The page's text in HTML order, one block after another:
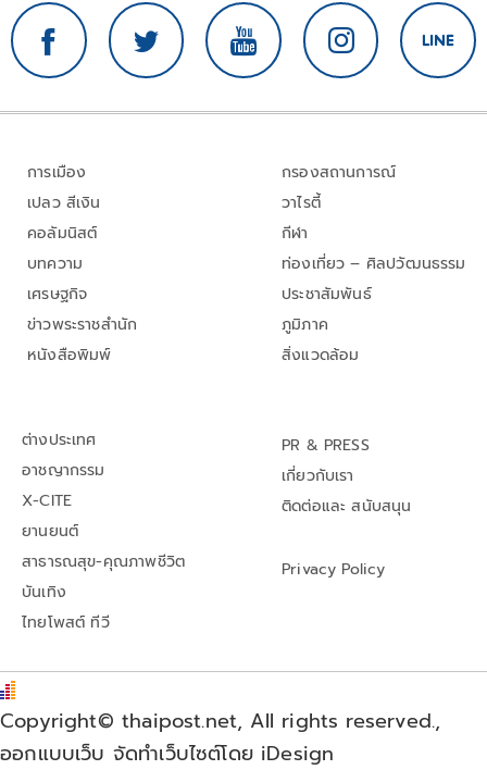
การเมือง
เปลว สีเงิน
คอลัมนิสต์
บทความ
เศรษฐกิจ
ข่าวพระราชสำนัก
หนังสือพิมพ์
กรองสถานการณ์
วาไรตี้
กีฬา
ท่องเที่ยว – ศิลปวัฒนธรรม
ประชาสัมพันธ์
ภูมิภาค
สิ่งแวดล้อม
ต่างประเทศ
อาชญากรรม
X-CITE
ยานยนต์
สาธารณสุข-คุณภาพชีวิต
บันเทิง
ไทยโพสต์ ทีวี
PR & PRESS
เกี่ยวกับเรา
ติดต่อและ สนับสนุน
Privacy Policy
Copyright© thaipost.net, All rights reserved.,
ออกแบบเว็บ จัดทำเว็บไซต์โดย iDesign